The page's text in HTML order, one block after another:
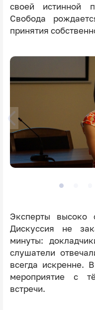
своей истинной
Свобода
принятия
Эксперты высоко
Дискуссия не
минуты:
слушатели
всегда искренне.
мероприятие с
встречи.